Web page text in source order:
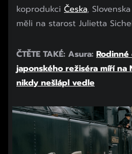
koprodukci Česka,
měli na starost Julietta
ČTĚTE TAKÉ: Asura: Rodinné
japonského režiséra míří na
nikdy nešlápl vedle
Začátek reklamy
Konec reklamy